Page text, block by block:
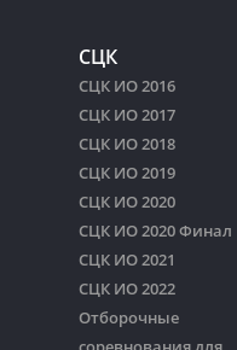
СЦК
СЦК ИО 2016
СЦК ИО 2017
СЦК ИО 2018
СЦК ИО 2019
СЦК ИО 2020
СЦК ИО 2020 Финал
СЦК ИО 2021
СЦК ИО 2022
Отборочные